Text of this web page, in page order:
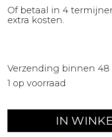
Of betaal in 4
extra kosten.
Verzending binnen 48
1 op voorraad
IN